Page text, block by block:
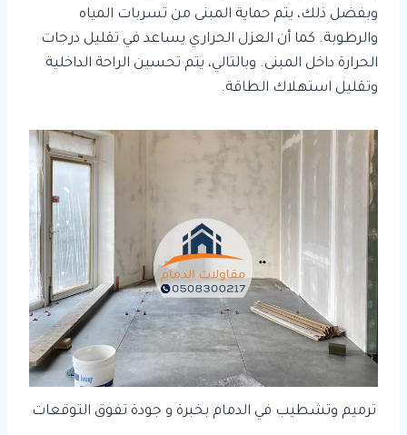
وبفضل ذلك، يتم حماية المبنى من تسربات المياه
والرطوبة. كما أن العزل الحراري يساعد في تقليل درجات
الحرارة داخل المبنى. وبالتالي، يتم تحسين الراحة الداخلية
وتقليل استهلاك الطاقة.
ترميم وتشطيب في الدمام بخبرة و جودة تفوق التوقعات